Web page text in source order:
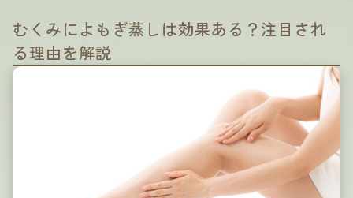
むくみによもぎ蒸しは効果ある？注目され
る理由を解説